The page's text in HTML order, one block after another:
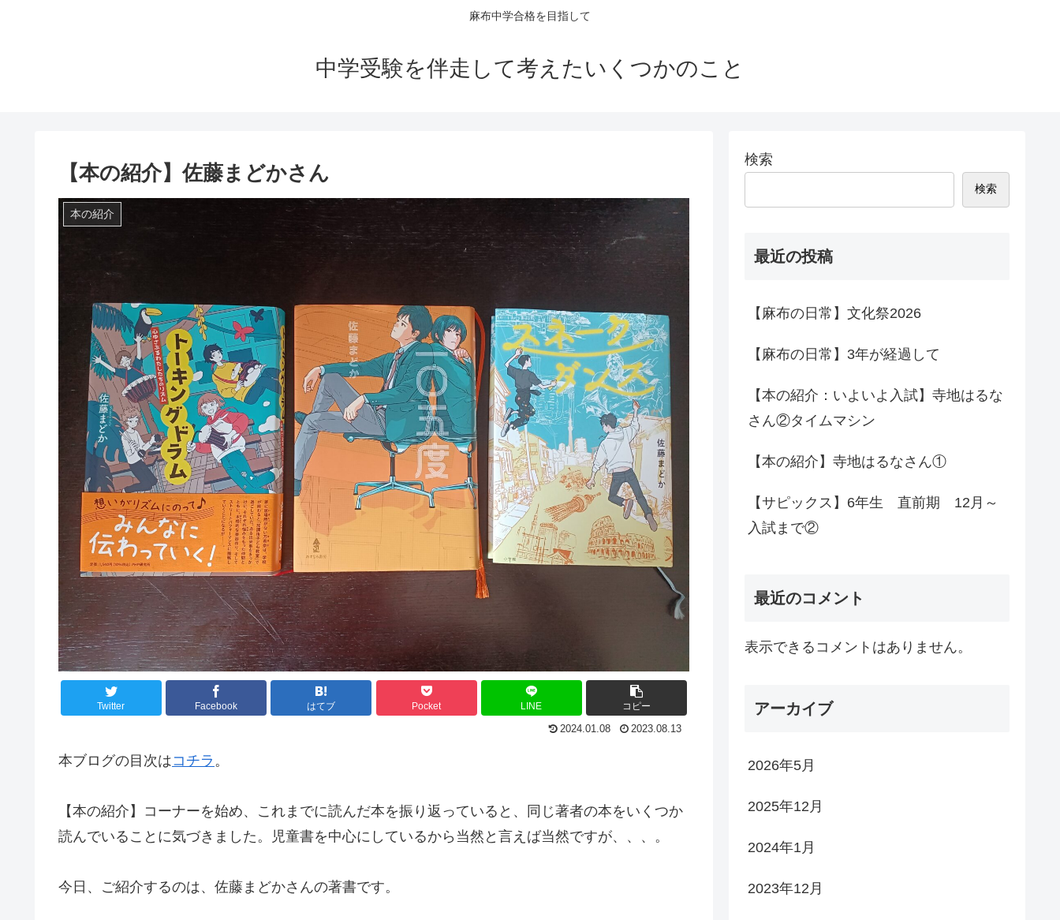
麻布中学合格を目指して
中学受験を伴走して考えたいくつかのこと
【本の紹介】佐藤まどかさん
本の紹介
Twitter Facebook はてブ Pocket LINE コピー
2024.01.08 2023.08.13
本ブログの目次はコチラ 。
【本の紹介】コーナーを始め、これまでに読んだ本を振り返っていると、同じ著者の本をいくつか
読んでいることに気づきました。児童書を中心にしているから当然と言えば当然ですが、、、。
今日、ご紹介するのは、佐藤まどかさんの著書です。
検索
検索
最近の投稿
【麻布の日常】文化祭2026
【麻布の日常】3年が経過して
【本の紹介：いよいよ入試】寺地はるな
さん②タイムマシン
【本の紹介】寺地はるなさん①
【サピックス】6年生 直前期 12月～
入試まで②
最近のコメント
表示できるコメントはありません。
アーカイブ
2026年5月
2025年12月
2024年1月
2023年12月